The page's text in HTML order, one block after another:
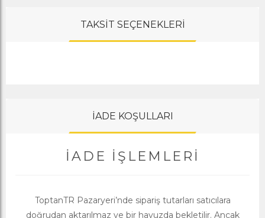
TAKSİT SEÇENEKLERİ
İADE KOŞULLARI
İADE İŞLEMLERI
ToptanTR Pazaryeri’nde sipariş tutarları satıcılara
doğrudan aktarılmaz ve bir havuzda bekletilir. Ancak